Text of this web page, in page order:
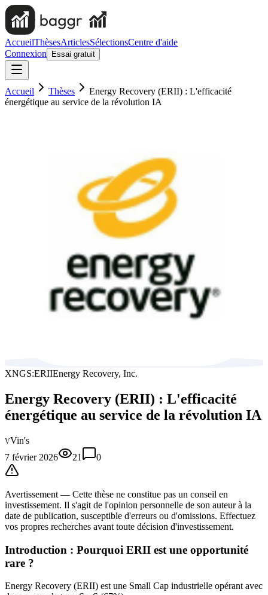
AccueilThèsesArticlesSélectionsCentre d'aide
Connexion
Essai gratuit
Accueil Thèses
Energy Recovery (ERII) : L'efficacité
énergétique au service de la révolution IA
XNGS:ERIIEnergy Recovery, Inc.
Energy Recovery (ERII) : L'efficacité
énergétique au service de la révolution IA
VVin's
7 février 2026
21 0
Avertissement — Cette thèse ne constitue pas un conseil en
investissement. Il s'agit de l'opinion personnelle de son auteur à la
date de publication, susceptible d'erreurs ou d'omissions. Effectuez
vos propres recherches avant toute décision d'investissement.
Introduction : Pourquoi ERII est une opportunité
rare ?
Energy Recovery (ERII) est une Small Cap industrielle opérant avec